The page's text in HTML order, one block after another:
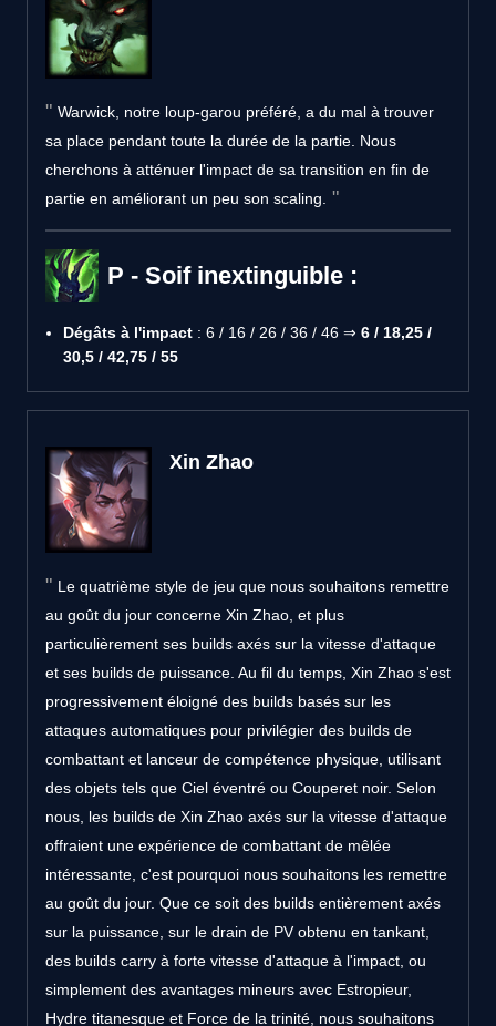
Warwick, notre loup-garou préféré, a du mal à trouver
sa place pendant toute la durée de la partie. Nous
cherchons à atténuer l'impact de sa transition en fin de
partie en améliorant un peu son scaling.
P - Soif inextinguible :
Dégâts à l'impact : 6 / 16 / 26 / 36 / 46 ⇒ 6 / 18,25 /
30,5 / 42,75 / 55
Xin Zhao
Le quatrième style de jeu que nous souhaitons remettre
au goût du jour concerne Xin Zhao, et plus
particulièrement ses builds axés sur la vitesse d'attaque
et ses builds de puissance. Au fil du temps, Xin Zhao s'est
progressivement éloigné des builds basés sur les
attaques automatiques pour privilégier des builds de
combattant et lanceur de compétence physique, utilisant
des objets tels que Ciel éventré ou Couperet noir. Selon
nous, les builds de Xin Zhao axés sur la vitesse d'attaque
offraient une expérience de combattant de mêlée
intéressante, c'est pourquoi nous souhaitons les remettre
au goût du jour. Que ce soit des builds entièrement axés
sur la puissance, sur le drain de PV obtenu en tankant,
des builds carry à forte vitesse d'attaque à l'impact, ou
simplement des avantages mineurs avec Estropieur,
Hydre titanesque et Force de la trinité, nous souhaitons